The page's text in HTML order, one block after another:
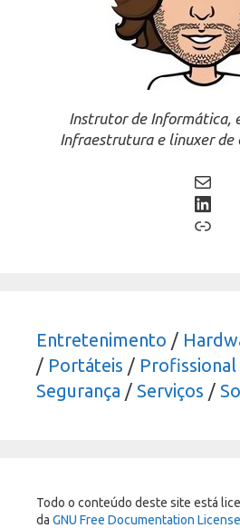
Instrutor de Informática,
Infraestrutura e linuxer de
Mail
LinkedIn
Link
Entretenimento /
/ Portáteis / Profissional
Segurança / Serviços /
Todo o conteúdo deste site está
da GNU Free Documentation License